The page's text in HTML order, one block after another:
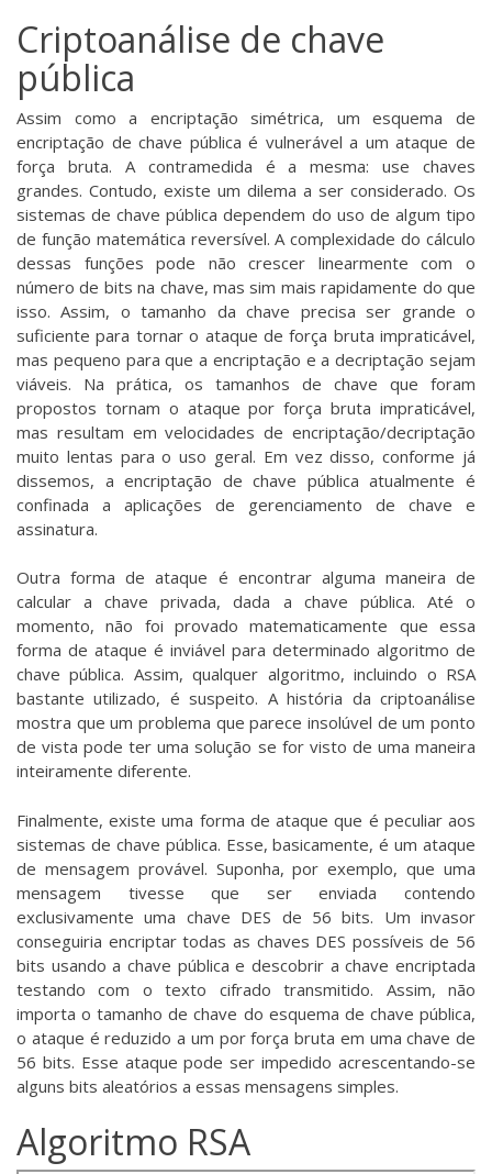
Criptoanálise de chave
pública
Assim como a encriptação simétrica, um esquema de
encriptação de chave pública é vulnerável a um ataque de
força bruta. A contramedida é a mesma: use chaves
grandes. Contudo, existe um dilema a ser considerado. Os
sistemas de chave pública dependem do uso de algum tipo
de função matemática reversível. A complexidade do cálculo
dessas funções pode não crescer linearmente com o
número de bits na chave, mas sim mais rapidamente do que
isso. Assim, o tamanho da chave precisa ser grande o
suficiente para tornar o ataque de força bruta impraticável,
mas pequeno para que a encriptação e a decriptação sejam
viáveis. Na prática, os tamanhos de chave que foram
propostos tornam o ataque por força bruta impraticável,
mas resultam em velocidades de encriptação/decriptação
muito lentas para o uso geral. Em vez disso, conforme já
dissemos, a encriptação de chave pública atualmente é
confinada a aplicações de gerenciamento de chave e
assinatura.
Outra forma de ataque é encontrar alguma maneira de
calcular a chave privada, dada a chave pública. Até o
momento, não foi provado matematicamente que essa
forma de ataque é inviável para determinado algoritmo de
chave pública. Assim, qualquer algoritmo, incluindo o RSA
bastante utilizado, é suspeito. A história da criptoanálise
mostra que um problema que parece insolúvel de um ponto
de vista pode ter uma solução se for visto de uma maneira
inteiramente diferente.
Finalmente, existe uma forma de ataque que é peculiar aos
sistemas de chave pública. Esse, basicamente, é um ataque
de mensagem provável. Suponha, por exemplo, que uma
mensagem tivesse que ser enviada contendo
exclusivamente uma chave DES de 56 bits. Um invasor
conseguiria encriptar todas as chaves DES possíveis de 56
bits usando a chave pública e descobrir a chave encriptada
testando com o texto cifrado transmitido. Assim, não
importa o tamanho de chave do esquema de chave pública,
o ataque é reduzido a um por força bruta em uma chave de
56 bits. Esse ataque pode ser impedido acrescentando-se
alguns bits aleatórios a essas mensagens simples.
Algoritmo RSA